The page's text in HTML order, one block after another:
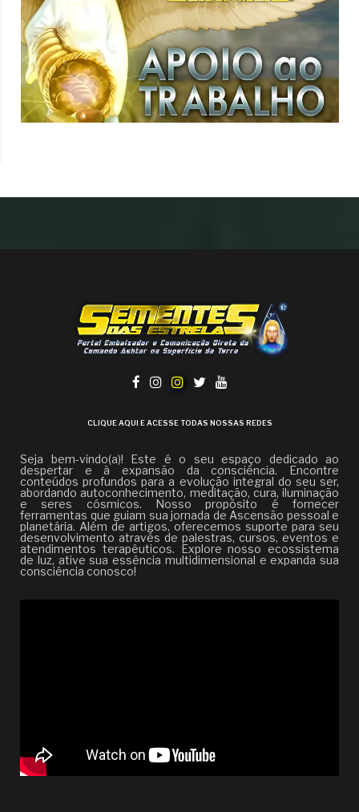
CLIQUE AQUI E ACESSE TODAS NOSSAS REDES
Seja bem-vindo(a)! Este é o seu espaço dedicado ao
despertar e à expansão da consciência. Encontre
conteúdos profundos para a evolução integral do seu ser,
abordando autoconhecimento, meditação, cura, iluminação
e seres cósmicos. Nosso propósito é fornecer
ferramentas que guiam sua jornada de Ascensão pessoal e
planetária. Além de artigos, oferecemos suporte para seu
desenvolvimento através de palestras, cursos, eventos e
atendimentos terapêuticos. Explore nosso ecossistema
de luz, ative sua essência multidimensional e expanda sua
consciência conosco!